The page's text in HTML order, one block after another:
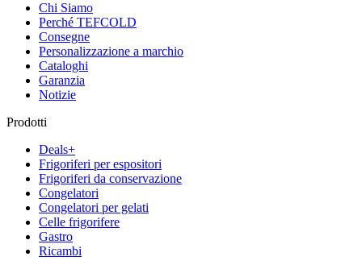
Chi Siamo
Perché TEFCOLD
Consegne
Personalizzazione a marchio
Cataloghi
Garanzia
Notizie
Prodotti
Deals+
Frigoriferi per espositori
Frigoriferi da conservazione
Congelatori
Congelatori per gelati
Celle frigorifere
Gastro
Ricambi